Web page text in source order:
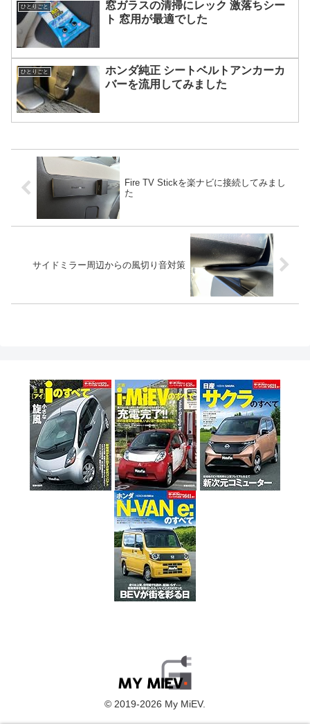
ひとりごと
窓ガラスの清掃にレック 激落ちシー
ト 窓用が最適でした
ひとりごと
ホンダ純正 シートベルトアンカーカ
バーを流用してみました
Fire TV Stickを楽ナビに接続してみまし
た
サイドミラー周辺からの風切り音対策
© 2019-2026 My MiEV.